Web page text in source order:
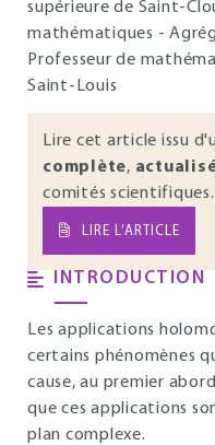
supérieure de Saint-
mathématiques -
Professeur de
Saint-Louis
Lire cet article issu
complète,
comités scientifiques.
LIRE L’ARTICLE
INTRODUCTION
Les applications
certains phénomènes
cause, au premier
que ces applications
plan complexe.